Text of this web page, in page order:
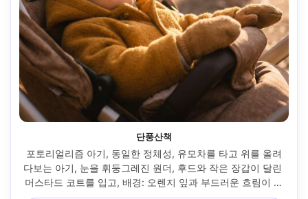
단풍산책
포토리얼리즘 아기, 동일한 정체성, 유모차를 타고 위를 올려
다보는 아기, 눈을 휘둥그레진 원더, 후드와 작은 장갑이 달린
머스타드 코트를 입고, 배경: 오렌지 잎과 부드러운 흐림이 있
는 공원 길, 늦은 오후 골든 아워, 니콘 D850, 85mm f/1.4, 인